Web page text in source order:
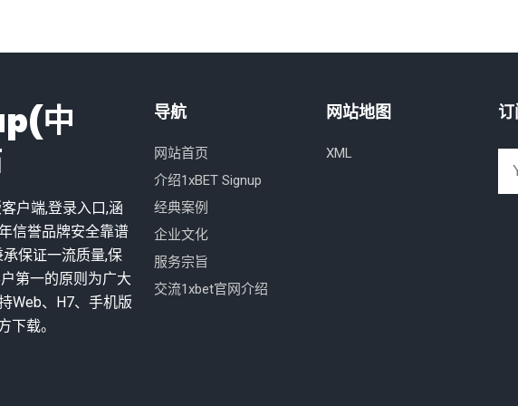
中
户端,登录入口,涵
信誉品牌安全靠谱
保证一流质量,保
第一的原则为广大
Web、H7、手机版
下载。
导航
网站首页
介绍1xBET Signup
经典案例
企业文化
服务宗旨
交流1xbet官网介绍
网站地图
XML